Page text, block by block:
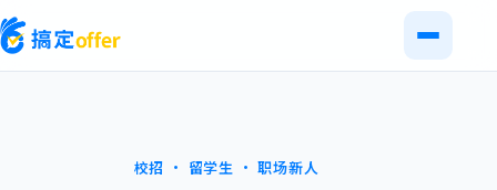
校招 · 留学生 · 职场新人